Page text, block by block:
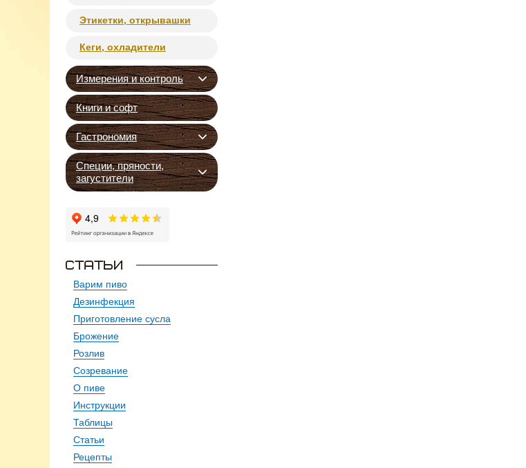
Этикетки, открывашки
Кеги, охладители
Измерения и контроль
Книги и софт
Гастрономия
Специи, пряности,
загустители
Варим пиво
Дезинфекция
Приготовление сусла
Брожение
Розлив
Созревание
О пиве
Инструкции
Таблицы
Статьи
Рецепты